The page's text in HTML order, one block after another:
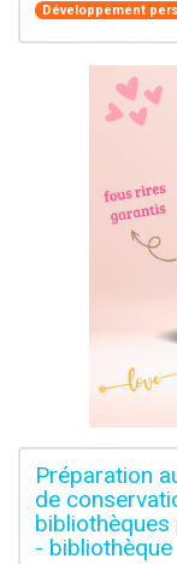
Développement
Préparation
de
- bibliothèque